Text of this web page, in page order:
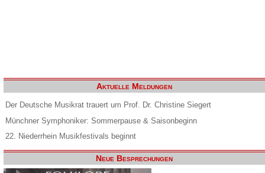
Aktuelle Meldungen
Der Deutsche Musikrat trauert um Prof. Dr. Christine Siegert
Münchner Symphoniker: Sommerpause & Saisonbeginn
22. Niederrhein Musikfestivals beginnt
Neue Besprechungen